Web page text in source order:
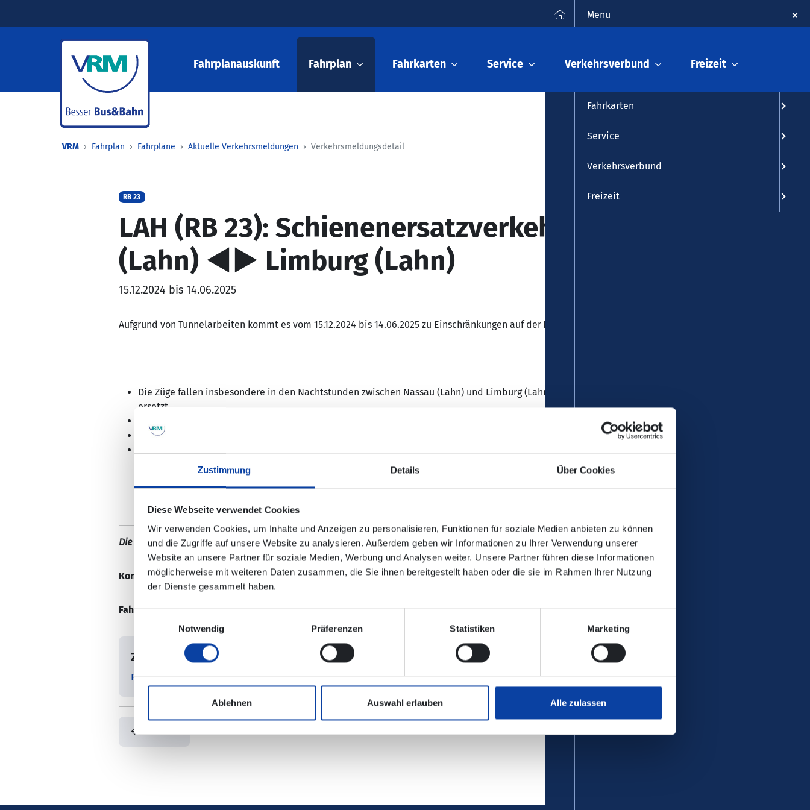
Zustimmung Details Über Cookies
Diese Webseite verwendet Cookies
Wir verwenden Cookies, um Inhalte und Anzeigen zu personalisieren, Funktionen für soziale Medien anbieten zu können
und die Zugriffe auf unsere Website zu analysieren. Außerdem geben wir Informationen zu Ihrer Verwendung unserer
Website an unsere Partner für soziale Medien, Werbung und Analysen weiter. Unsere Partner führen diese Informationen
möglicherweise mit weiteren Daten zusammen, die Sie ihnen bereitgestellt haben oder die sie im Rahmen Ihrer Nutzung
der Dienste gesammelt haben.
Einwilligungsauswahl
Notwendig
Präferenzen Statistiken Marketing
Ablehnen Auswahl erlauben Alle zulassen
Fahrplanauskunft Fahrplan Fahrkarten Service Verkehrsverbund Freizeit
VRM Fahrplan Fahrpläne Aktuelle Verkehrsmeldungen Verkehrsmeldungsdetail
RB 23
LAH (RB 23): Schienenersatzverkehr Nassau
(Lahn) ◄► Limburg (Lahn)
15.12.2024 bis 14.06.2025
Aufgrund von Tunnelarbeiten kommt es vom 15.12.2024 bis 14.06.2025 zu Einschränkungen auf der Linie RB 23
Die Züge fallen insbesondere in den Nachtstunden zwischen Nassau (Lahn) und Limburg (Lahn) aus und werden durch Busse
ersetzt.
Die Mitnahme von Fahrrädern ist in den Bussen aus Platzgründen nicht möglich.
Lageplände des SEV finden Sie auf
Die Änderungen sind in der elektronischen Verbindungsauskunft enthalten!
Kontaktdaten:Ihre Ansprechpartner bei der Deutschen Bahn Region Mitte
Fahrplaninformation:
Zugehörige Dateien
RB23_15.12.2024-03.04.2025_Fahrplan.pdf (133 KB)
Zurück
Menu
Fahrkarten
Service
Verkehrsverbund
Freizeit